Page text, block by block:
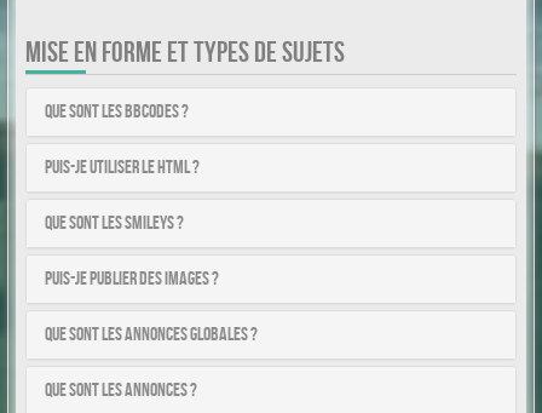
MISE EN FORME ET TYPES DE SUJETS
Que sont les BBCodes ?
Puis-je utiliser le HTML ?
Que sont les smileys ?
Puis-je publier des images ?
Que sont les annonces globales ?
Que sont les annonces ?